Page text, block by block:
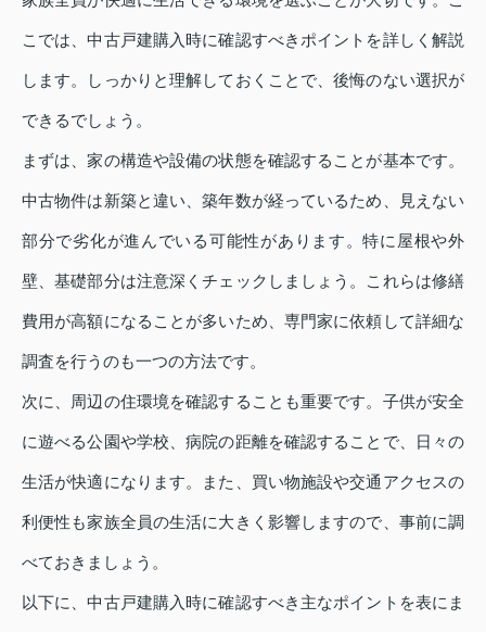
こでは、中古戸建購入時に確認すべきポイントを詳しく解説
します。しっかりと理解しておくことで、後悔のない選択が
できるでしょう。
まずは、家の構造や設備の状態を確認することが基本です。
中古物件は新築と違い、築年数が経っているため、見えない
部分で劣化が進んでいる可能性があります。特に屋根や外
壁、基礎部分は注意深くチェックしましょう。これらは修繕
費用が高額になることが多いため、専門家に依頼して詳細な
調査を行うのも一つの方法です。
次に、周辺の住環境を確認することも重要です。子供が安全
に遊べる公園や学校、病院の距離を確認することで、日々の
生活が快適になります。また、買い物施設や交通アクセスの
利便性も家族全員の生活に大きく影響しますので、事前に調
べておきましょう。
以下に、中古戸建購入時に確認すべき主なポイントを表にま